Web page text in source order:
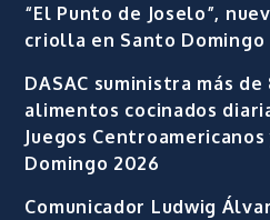
“El Punto de Joselo”,
criolla en Santo Domingo
DASAC suministra más
alimentos cocinados
Juegos
Domingo 2026
Comunicador Ludwig